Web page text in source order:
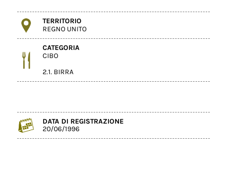
TERRITORIO
REGNO UNITO
CATEGORIA
CIBO
2.1. BIRRA
DATA DI REGISTRAZIONE
20/06/1996